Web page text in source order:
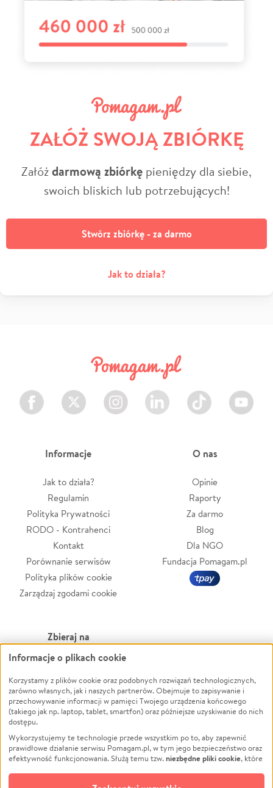
ZAŁÓŻ SWOJĄ ZBIÓRKĘ
Załóżdarmową zbiórkę pieniędzy dla siebie,
swoich bliskich lub potrzebujących!
Stwórz zbiórkę - za darmo
Jak to działa?
Facebook Twitter Instagram LinkedIn TikTok Youtube
Informacje
Jak to działa?
Regulamin
Polityka Prywatności
RODO - Kontrahenci
Kontakt
Porównanie serwisów
Polityka plików cookie
Zarządzaj zgodami cookie
O nas
Opinie
Raporty
Za darmo
Blog
Dla NGO
Fundacja Pomagam.pl
Zbieraj na
Leczenie
Zwierzęta
Pożar
Ukraina
Pomoc Finansowa
Projekty
Pogrzeb
Powódź
Wichura
NGO
Edukacja
Podróż
Impreza
Informacje o plikach cookie
Korzystamy z plików cookie oraz podobnych rozwiązań technologicznych,
zarówno własnych, jak i naszych partnerów. Obejmuje to zapisywanie i
przechowywanie informacji w pamięci Twojego urządzenia końcowego
(takiego jak np. laptop, tablet, smartfon) oraz późniejsze uzyskiwanie do nich
dostępu.
Wykorzystujemy te technologie przede wszystkim po to, aby zapewnić
prawidłowe działanie serwisu Pomagam.pl, w tym jego bezpieczeństwo oraz
efektywność funkcjonowania. Służą temu tzw.niezbędne pliki cookie, które
opcjonalnych plików cookie